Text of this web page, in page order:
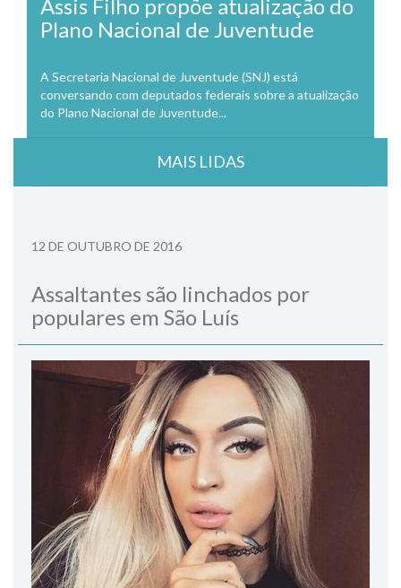
Assis Filho propõe atualização do
Plano Nacional de Juventude
A Secretaria Nacional de Juventude (SNJ) está
conversando com deputados federais sobre a atualização
do Plano Nacional de Juventude...
MAIS LIDAS
12 DE OUTUBRO DE 2016
Assaltantes são linchados por
populares em São Luís